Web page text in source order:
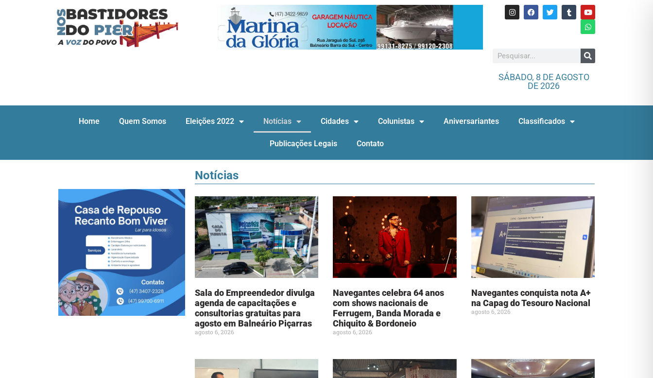
SÁBADO, 8 DE AGOSTO
DE 2026
Home Quem Somos Eleições 2022 Notícias Cidades Colunistas Aniversariantes Classificados
Publicações Legais Contato
Notícias
Sala do Empreendedor divulga
agenda de capacitações e
consultorias gratuitas para
agosto em Balneário Piçarras
agosto 6, 2026
Navegantes celebra 64 anos
com shows nacionais de
Ferrugem, Banda Morada e
Chiquito & Bordoneio
agosto 6, 2026
Navegantes conquista nota A+
na Capag do Tesouro Nacional
agosto 6, 2026